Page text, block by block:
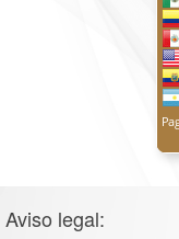
Aviso legal: